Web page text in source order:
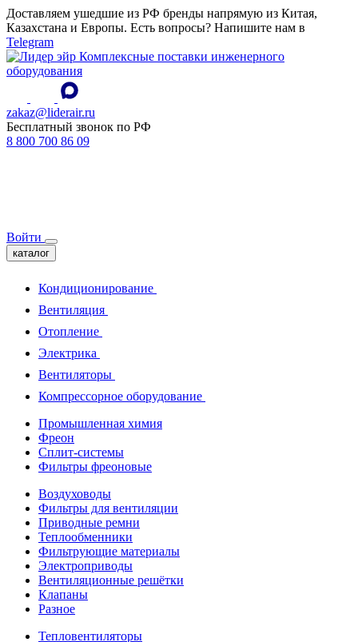
Доставляем ушедшие из РФ бренды напрямую из Китая,
Казахстана и Европы. Есть вопросы? Напишите нам в
Telegram
Комплексные поставки инженерного
оборудования
zakaz@liderair.ru
Бесплатный звонок по РФ
8 800 700 86 09
Войти
каталог
Кондиционирование
Вентиляция
Отопление
Электрика
Вентиляторы
Компрессорное оборудование
Промышленная химия
Фреон
Сплит-системы
Фильтры фреоновые
Воздуховоды
Фильтры для вентиляции
Приводные ремни
Теплообменники
Фильтрующие материалы
Электроприводы
Вентиляционные решётки
Клапаны
Разное
Тепловентиляторы